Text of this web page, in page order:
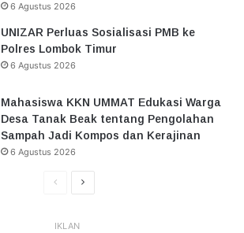
6 Agustus 2026
UNIZAR Perluas Sosialisasi PMB ke
Polres Lombok Timur
6 Agustus 2026
Mahasiswa KKN UMMAT Edukasi Warga
Desa Tanak Beak tentang Pengolahan
Sampah Jadi Kompos dan Kerajinan
6 Agustus 2026
HalamanHalaman
IKLAN